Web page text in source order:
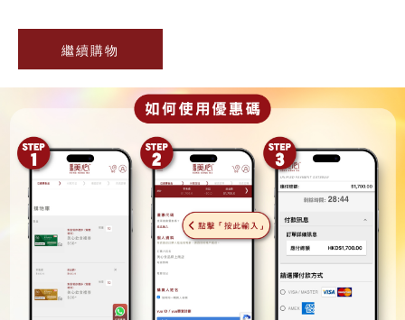
繼續購物